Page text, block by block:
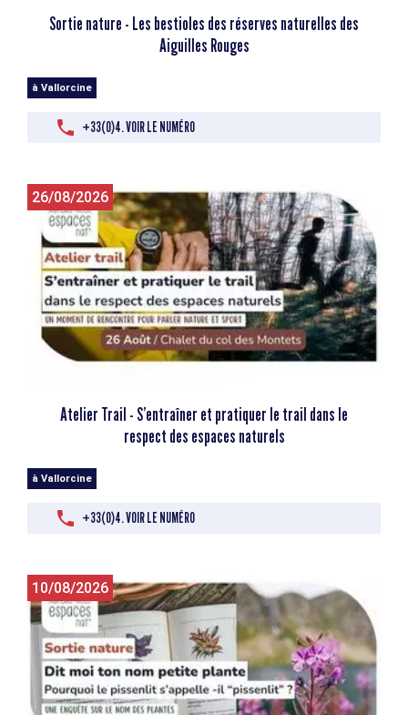
Sortie nature - Les bestioles des réserves naturelles des
Aiguilles Rouges
à Vallorcine
+33(0)4. VOIR LE NUMÉRO
26/08/2026
Atelier Trail - S’entraîner et pratiquer le trail dans le
respect des espaces naturels
à Vallorcine
+33(0)4. VOIR LE NUMÉRO
10/08/2026